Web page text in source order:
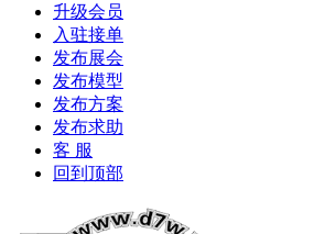
升级会员
入驻接单
发布展会
发布模型
发布方案
发布求助
客 服
回到顶部